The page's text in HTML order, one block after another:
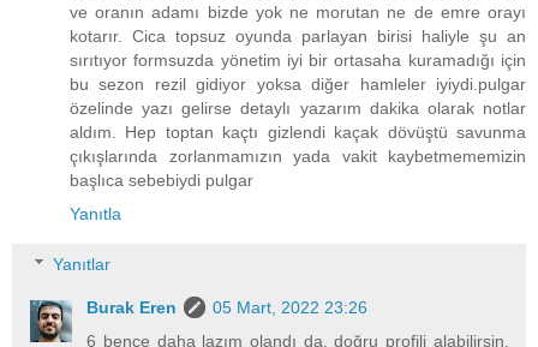
ve oranın adamı bizde yok ne morutan ne de emre orayı
kotarır. Cica topsuz oyunda parlayan birisi haliyle şu an
sırıtıyor formsuzda yönetim iyi bir ortasaha kuramadığı için
bu sezon rezil gidiyor yoksa diğer hamleler iyiydi.pulgar
özelinde yazı gelirse detaylı yazarım dakika olarak notlar
aldım. Hep toptan kaçtı gizlendi kaçak dövüştü savunma
çıkışlarında zorlanmamızın yada vakit kaybetmememizin
başlıca sebebiydi pulgar
Yanıtla
Yanıtlar
Burak Eren
05 Mart, 2022 23:26
6 bence daha lazım olandı da, doğru profili alabilirsin.